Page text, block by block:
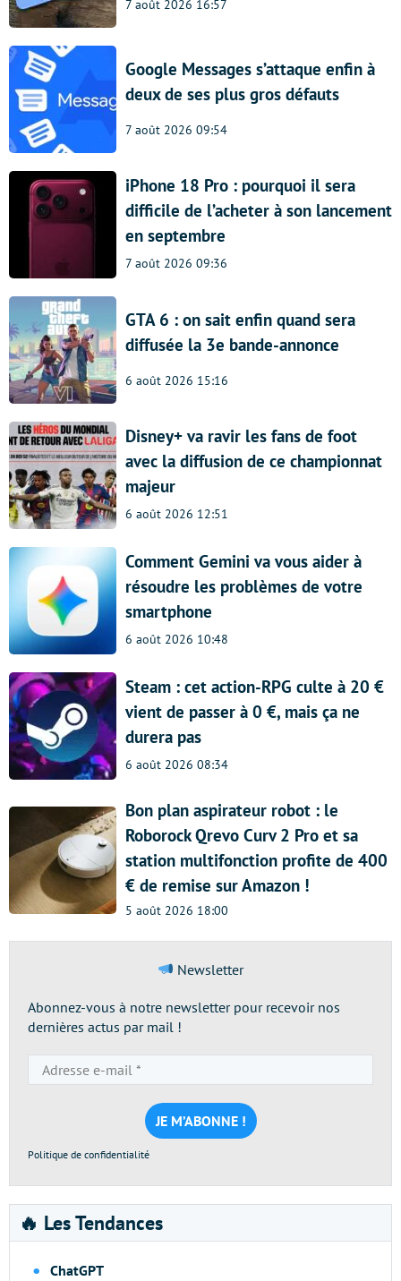
7 août 2026 16:57
Google Messages s’attaque enfin à
deux de ses plus gros défauts
7 août 2026 09:54
iPhone 18 Pro : pourquoi il sera
difficile de l’acheter à son lancement
en septembre
7 août 2026 09:36
GTA 6 : on sait enfin quand sera
diffusée la 3e bande-annonce
6 août 2026 15:16
Disney+ va ravir les fans de foot
avec la diffusion de ce championnat
majeur
6 août 2026 12:51
Comment Gemini va vous aider à
résoudre les problèmes de votre
smartphone
6 août 2026 10:48
Steam : cet action-RPG culte à 20 €
vient de passer à 0 €, mais ça ne
durera pas
6 août 2026 08:34
Bon plan aspirateur robot : le
Roborock Qrevo Curv 2 Pro et sa
station multifonction profite de 400
€ de remise sur Amazon !
5 août 2026 18:00
Newsletter
Abonnez-vous à notre newsletter pour recevoir nos
dernières actus par mail !
e-
mail
*
Politique de confidentialité
🔥 Les Tendances
ChatGPT